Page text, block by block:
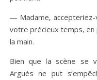
— Madame,
votre précieux temps, en
la main.
Bien que la scène se
Arguès ne put